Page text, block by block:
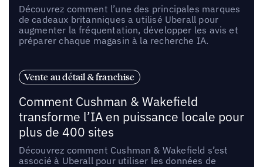
Découvrez comment l’une des principales marques
de cadeaux britanniques a utilisé Uberall pour
augmenter la fréquentation, développer les avis et
préparer chaque magasin à la recherche IA.
Vente au détail & franchise
Comment Cushman & Wakefield
transforme l’IA en puissance locale pour
plus de 400 sites
Découvrez comment Cushman & Wakefield s’est
associé à Uberall pour utiliser les données de